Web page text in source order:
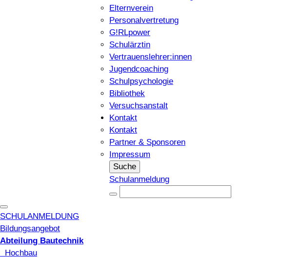
Elternverein
Personalvertretung
G!RLpower
Schulärztin
Vertrauenslehrer:innen
Jugendcoaching
Schulpsychologie
Bibliothek
Versuchsanstalt
Kontakt
Kontakt
Partner & Sponsoren
Impressum
Suche
Schulanmeldung
SCHULANMELDUNG
Bildungsangebot
Abteilung Bautechnik
Hochbau